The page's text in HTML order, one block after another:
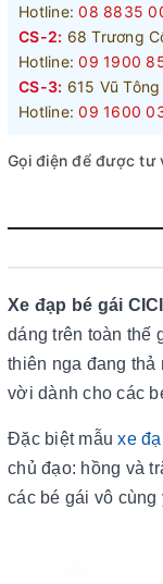
Hotline: 08 8835
CS-2: 68 Trương
Hotline: 09 1900
CS-3: 615 Vũ
Hotline: 09 1600
Gọi điện để được tư
Xe đạp bé gái
dáng trên toàn thế
thiên nga đang
vời dành cho các
Đặc biệt mẫuxe
chủ đạo: hồng và
các bé gái vô cùng